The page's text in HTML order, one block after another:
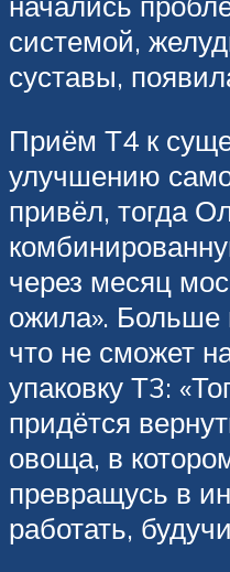
системой,
суставы,
Приём Т4 к
улучшению
привёл, тогда
через месяц
ожила». Больше
что не сможет
упаковку Т3:
придётся
овоща, в
превращусь в
работать,